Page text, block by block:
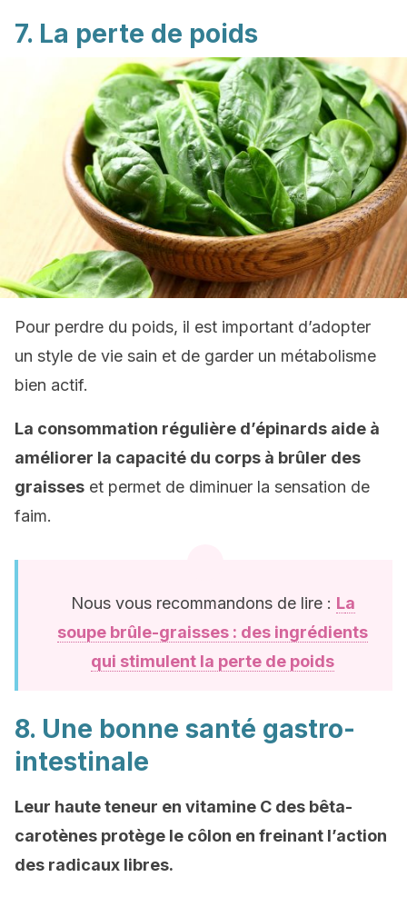
7. La perte de poids
Pour perdre du poids, il est important d’adopter
un style de vie sain et de garder un métabolisme
bien actif.
La consommation régulière d’épinards aide à
améliorer la capacité du corps à brûler des
graisses et permet de diminuer la sensation de
faim.
Nous vous recommandons de lire : La
soupe brûle-graisses : des ingrédients
qui stimulent la perte de poids
8. Une bonne santé gastro-
intestinale
Leur haute teneur en vitamine C des bêta-
carotènes protège le côlon en freinant l’action
des radicaux libres.